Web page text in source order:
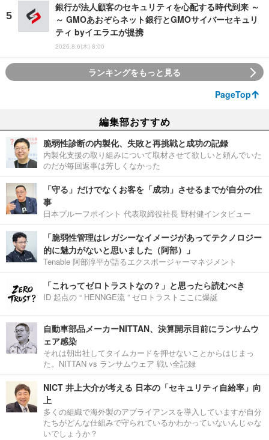
銀行が法人顧客のセキュリティを心配する時代到来 ～
～ GMOあおぞらネット銀行とGMOサイバーセキュリ
ティ byイエラエが提携
2026.8.6(木) 8:00
ランキングをもっと見る
PageTop
編集部おすすめ
脆弱性診断の内製化、失敗と再挑戦と成功の記録
内製化支援の取り組みについて取材させて欲しいと頼んでいた
のだが毎回返事は芳しくなかった
「守る」だけでなくお客を「成功」させるまでが自分の仕
事
日本プルーフポイント 代表取締役社長 野村健インタビュー
「脆弱性管理はレガシーなイメージがあってテクノロジー
的に魅力がないと思いました（阿部）」
Tenable 阿部淳平が語るエクスポージャーマネジメント
「これってゼロトラストなの？」と思ったら読むべき
ID 起点の “ HENNGE流 ” ゼロトラストここに爆誕
自動車部品メーカーNITTAN、決算開示目前にランサムウ
ェア感染
それは朝出社してタイムカードを押せないことからはじまっ
た。NITTAN vs ランサムウェア 戦い全記録
NICT 井上大介が考える 日本の「セキュリティ自給率」向
上
多くの組織で海外製のアプライアンスを導入していますが自分
たちがどんな仕組みで守られているかわかっていないんじゃな
いでしょうか？